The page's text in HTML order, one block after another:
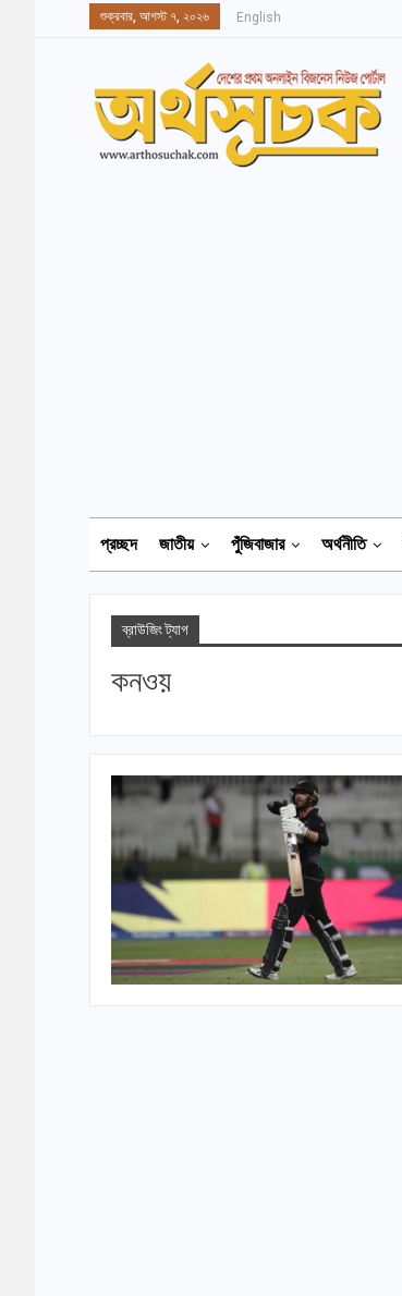
শুক্রবার, আগস্ট ৭, ২০২৬ English
প্রচ্ছদ জাতীয় পুঁজিবাজার অর্থনীতি
ব্রাউজিং ট্যাগ
কনওয়